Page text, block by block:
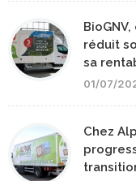
réduit
sa
01/07/
Chez